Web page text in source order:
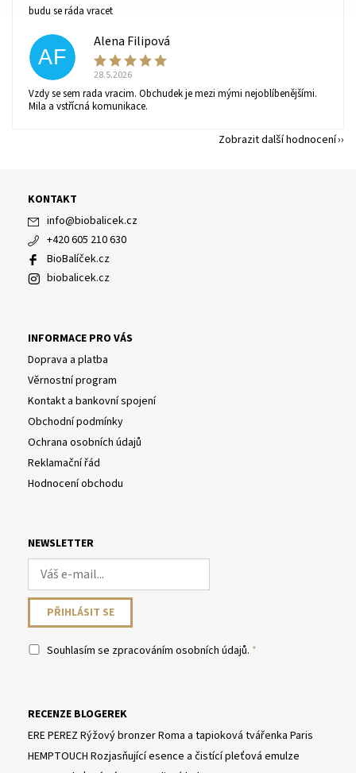
budu se ráda vracet
AF
Alena Filipová
28.5.2026
Vzdy se sem rada vracim. Obchudek je mezi mými nejoblíbenějšími.
Mila a vstřícná komunikace.
Zobrazit další hodnocení
KONTAKT
info@biobalicek.cz
+420 605 210 630
BioBalíček.cz
biobalicek.cz
INFORMACE PRO VÁS
Doprava a platba
Věrnostní program
Kontakt a bankovní spojení
Obchodní podmínky
Ochrana osobních údajů
Reklamační řád
Hodnocení obchodu
NEWSLETTER
Souhlasím se zpracováním osobních údajů.
RECENZE BLOGEREK
ERE PEREZ Rýžový bronzer Roma a tapioková tvářenka Paris
HEMPTOUCH Rozjasňující esence a čistící pleťová emulze